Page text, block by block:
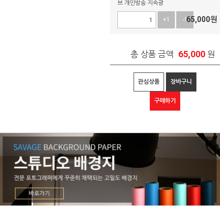
브 개인방송 지속광
+1 -165,000원
총 상품 금액 65,000 원
관심상품 장바구니
구매하기